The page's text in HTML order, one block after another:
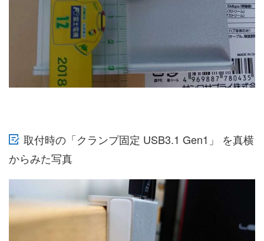
取付時の「クランプ固定 USB3.1 Gen1」 を真横
からみた写真